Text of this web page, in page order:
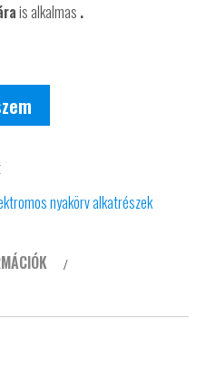
is alkalmas .
nyakörv alkatrészek